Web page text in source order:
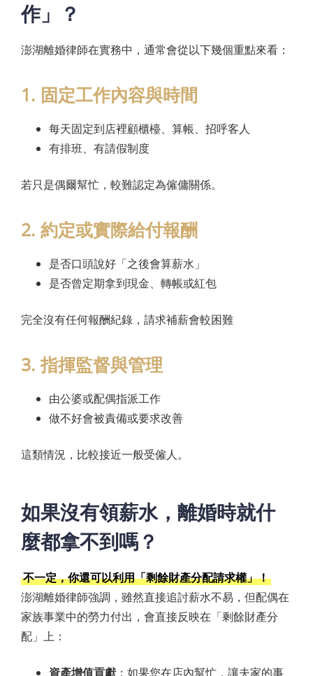
作」？
澎湖離婚律師在實務中，通常會從以下幾個重點來看：
1. 固定工作內容與時間
每天固定到店裡顧櫃檯、算帳、招呼客人
有排班、有請假制度
若只是偶爾幫忙，較難認定為僱傭關係。
2. 約定或實際給付報酬
是否口頭說好「之後會算薪水」
是否曾定期拿到現金、轉帳或紅包
完全沒有任何報酬紀錄，請求補薪會較困難
3. 指揮監督與管理
由公婆或配偶指派工作
做不好會被責備或要求改善
這類情況，比較接近一般受僱人。
如果沒有領薪水，離婚時就什
麼都拿不到嗎？
不一定，你還可以利用「剩餘財產分配請求權」！
澎湖離婚律師強調，雖然直接追討薪水不易，但配偶在
家族事業中的勞力付出，會直接反映在「剩餘財產分
配」上：
資產增值貢獻 ：如果您在店內幫忙，讓夫家的事